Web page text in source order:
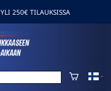
250€ TILAUKSISSA